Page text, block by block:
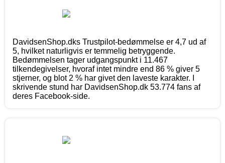
DavidsenShop.dks Trustpilot-bedømmelse er 4,7 ud af
5, hvilket naturligvis er temmelig betryggende.
Bedømmelsen tager udgangspunkt i 11.467
tilkendegivelser, hvoraf intet mindre end 86 % giver 5
stjerner, og blot 2 % har givet den laveste karakter. I
skrivende stund har DavidsenShop.dk 53.774 fans af
deres Facebook-side.